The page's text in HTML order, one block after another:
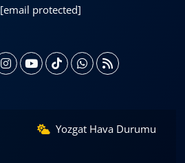
[email protected]
Yozgat Hava Durumu